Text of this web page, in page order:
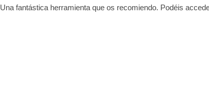
Una fantástica herramienta que os recomiendo. Podéis